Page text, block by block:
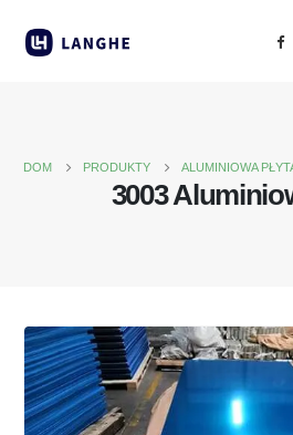
DOM PRODUKTY ALUMINIOWA
3003